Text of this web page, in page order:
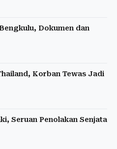
Dokumen dan
Korban Tewas Jadi
Seruan Penolakan Senjata